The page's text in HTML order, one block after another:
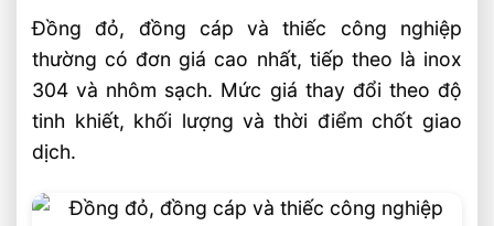
Đồng đỏ, đồng cáp và thiếc công nghiệp
thường có đơn giá cao nhất, tiếp theo là inox
304 và nhôm sạch. Mức giá thay đổi theo độ
tinh khiết, khối lượng và thời điểm chốt giao
dịch.